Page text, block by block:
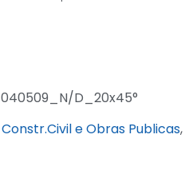
040509_N/D_20x45°
Constr.Civil e Obras Publicas,